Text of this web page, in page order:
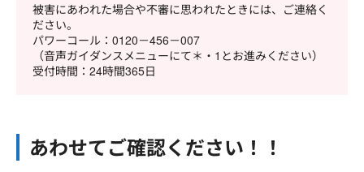
被害にあわれた場合や不審に思われたときには、ご連絡く
ださい。
パワーコール：0120－456－007
（音声ガイダンスメニューにて＊・1とお進みください）
受付時間：24時間365日
あわせてご確認ください！！